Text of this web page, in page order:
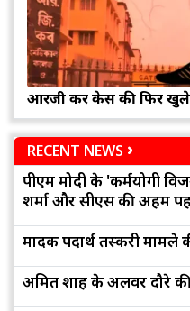
आरजी कर केस की फिर
RECENT NEWS
पीएम मोदी के 'कर्मयोगी
शर्मा और सीएस की अहम
मादक पदार्थ तस्करी
अमित शाह के अलवर दौरे